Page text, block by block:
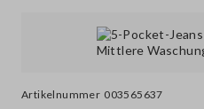
Artikelnummer 003565637